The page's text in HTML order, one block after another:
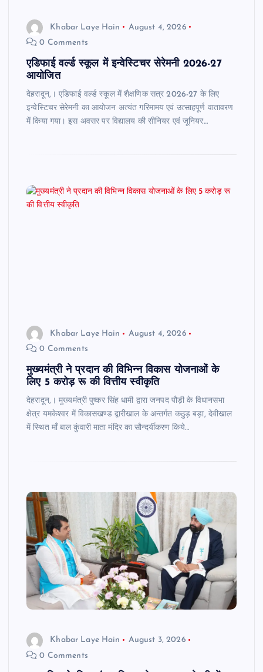
Khabar Laye Hain
August 4, 2026
0 Comments
एडिफाई वर्ल्ड स्कूल में इन्वेस्टिचर सेरेमनी 2026-27
आयोजित
देहरादून,। एडिफाई वर्ल्ड स्कूल में शैक्षणिक सत्र 2026-27 के लिए
इन्वेस्टिचर सेरेमनी का आयोजन अत्यंत गरिमामय एवं उत्साहपूर्ण वातावरण
में किया गया। इस अवसर पर विद्यालय की सीनियर एवं जूनियर…
Khabar Laye Hain
August 4, 2026
0 Comments
मुख्यमंत्री ने प्रदान की विभिन्न विकास योजनाओं के
लिए 5 करोड़ रू की वित्तीय स्वीकृति
देहरादून,। मुख्यमंत्री पुष्कर सिंह धामी द्वारा जनपद पौड़ी के विधानसभा
क्षेत्र यमकेश्वर में विकासखण्ड द्वारीखाल के अन्तर्गत कठुड़ बड़ा, देवीखाल
में स्थित माँ बाल कुंवारी माता मंदिर का सौन्दर्यीकरण किये…
Khabar Laye Hain
August 3, 2026
0 Comments